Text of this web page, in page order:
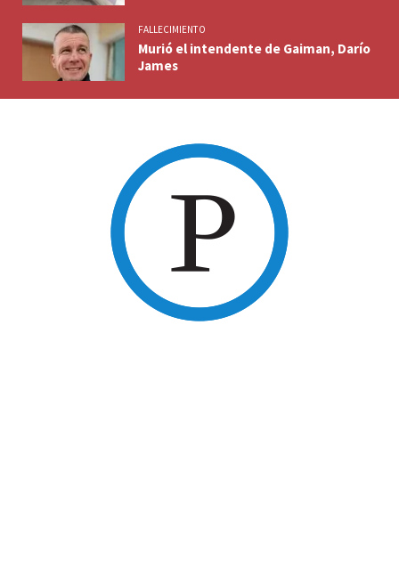
FALLECIMIENTO
Murió el intendente de Gaiman, Darío
James